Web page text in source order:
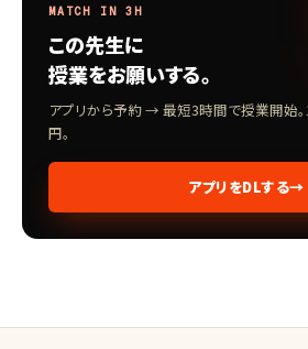
MATCH IN 3H
この先生に
授業をお願いする。
アプリから予約 → 最短3時間で授業開始
円。
アプリをDLする→